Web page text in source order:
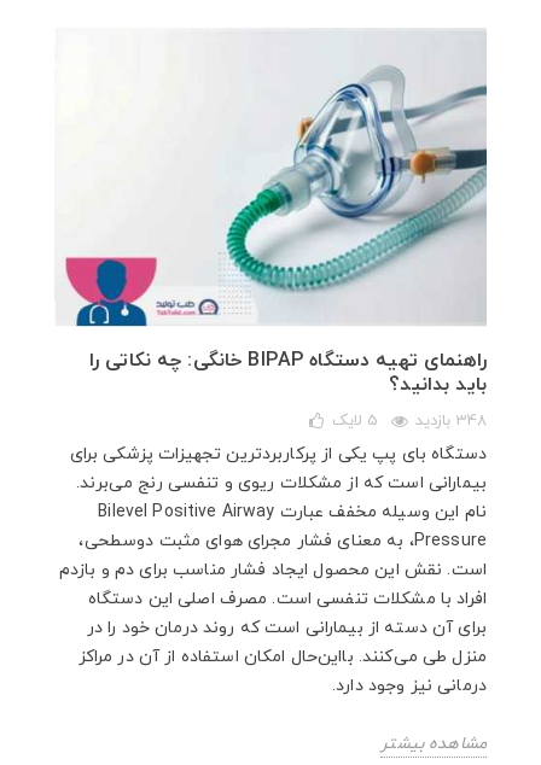
راهنمای تهیه دستگاه BIPAP خانگی: چه نکاتی را
باید بدانید؟
348 بازدید 5 لایک
دستگاه بای پپ یکی از پرکاربردترین تجهیزات پزشکی برای
بیمارانی است که از مشکلات ریوی و تنفسی رنج می‌برند.
نام این وسیله مخفف عبارت Bilevel Positive Airway
Pressure، به معنای فشار مجرای هوای مثبت دوسطحی،
است. نقش این محصول ایجاد فشار مناسب برای دم و بازدم
افراد با مشکلات تنفسی است. مصرف اصلی این دستگاه
برای آن دسته از بیمارانی است که روند درمان خود را در
منزل طی می‌کنند. بااین‌حال امکان استفاده از آن در مراکز
درمانی نیز وجود دارد.
مشاهده بیشتر